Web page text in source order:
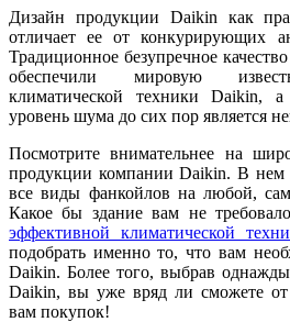
Дизайн продукции Daikin как
отличает ее от конкурирующих
Традиционное безупречное
обеспечили мировую
климатической техники Daikin,
уровень шума до сих пор является
Посмотрите внимательнее на
продукции компании Daikin. В нем
все виды фанкойлов на любой,
Какое бы здание вам не
эффективной климатической
подобрать именно то, что вам
Daikin. Более того, выбрав
Daikin, вы уже вряд ли сможете от
вам покупок!